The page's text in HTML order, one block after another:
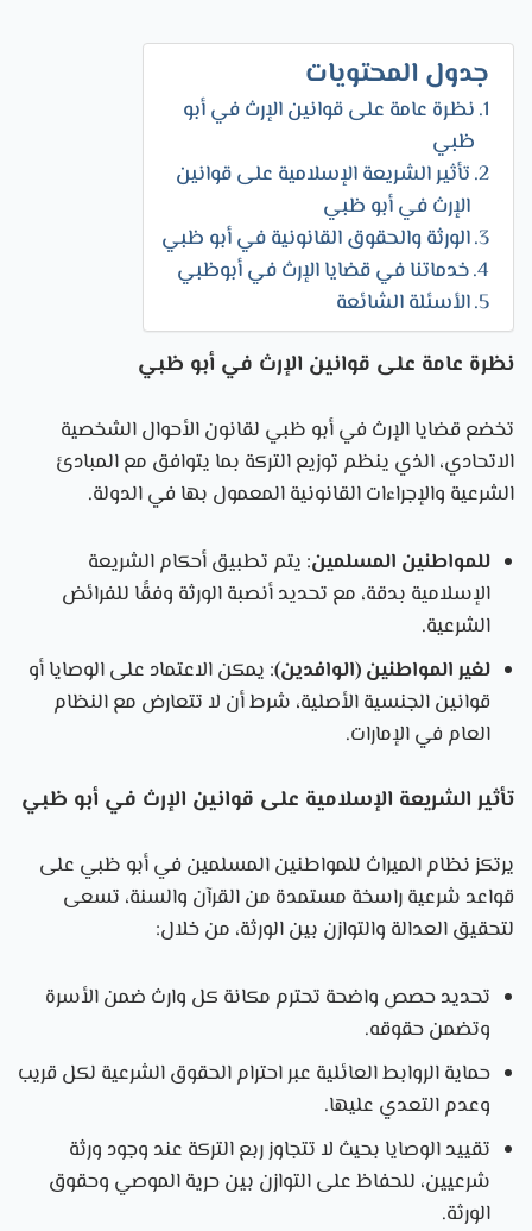
جدول المحتويات
نظرة عامة على قوانين الإرث في أبو
ظبي
تأثير الشريعة الإسلامية على قوانين
الإرث في أبو ظبي
الورثة والحقوق القانونية في أبو ظبي
خدماتنا في قضايا الإرث في أبوظبي
الأسئلة الشائعة
نظرة عامة على قوانين الإرث في أبو ظبي
تخضع قضايا الإرث في أبو ظبي لقانون الأحوال الشخصية
الاتحادي، الذي ينظم توزيع التركة بما يتوافق مع المبادئ
الشرعية والإجراءات القانونية المعمول بها في الدولة.
للمواطنين المسلمين: يتم تطبيق أحكام الشريعة
الإسلامية بدقة، مع تحديد أنصبة الورثة وفقًا للفرائض
الشرعية.
لغير المواطنين (الوافدين): يمكن الاعتماد على الوصايا أو
قوانين الجنسية الأصلية، شرط أن لا تتعارض مع النظام
العام في الإمارات.
تأثير الشريعة الإسلامية على قوانين الإرث في أبو ظبي
يرتكز نظام الميراث للمواطنين المسلمين في أبو ظبي على
قواعد شرعية راسخة مستمدة من القرآن والسنة، تسعى
لتحقيق العدالة والتوازن بين الورثة، من خلال:
تحديد حصص واضحة تحترم مكانة كل وارث ضمن الأسرة
وتضمن حقوقه.
حماية الروابط العائلية عبر احترام الحقوق الشرعية لكل قريب
وعدم التعدي عليها.
تقييد الوصايا بحيث لا تتجاوز ربع التركة عند وجود ورثة
شرعيين، للحفاظ على التوازن بين حرية الموصي وحقوق
الورثة.